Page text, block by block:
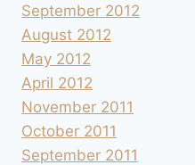
September 2012
August 2012
May 2012
April 2012
November 2011
October 2011
September 2011